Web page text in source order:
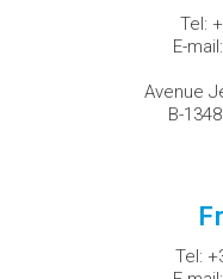
Tel:
E-mail:
Avenue
B-
Tel: